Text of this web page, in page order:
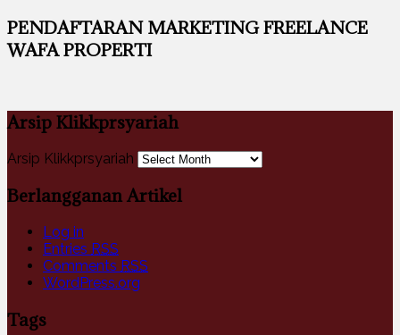
PENDAFTARAN MARKETING FREELANCE
WAFA PROPERTI
Arsip Klikkprsyariah
Arsip Klikkprsyariah
Berlangganan Artikel
Log in
Entries RSS
Comments RSS
WordPress.org
Tags